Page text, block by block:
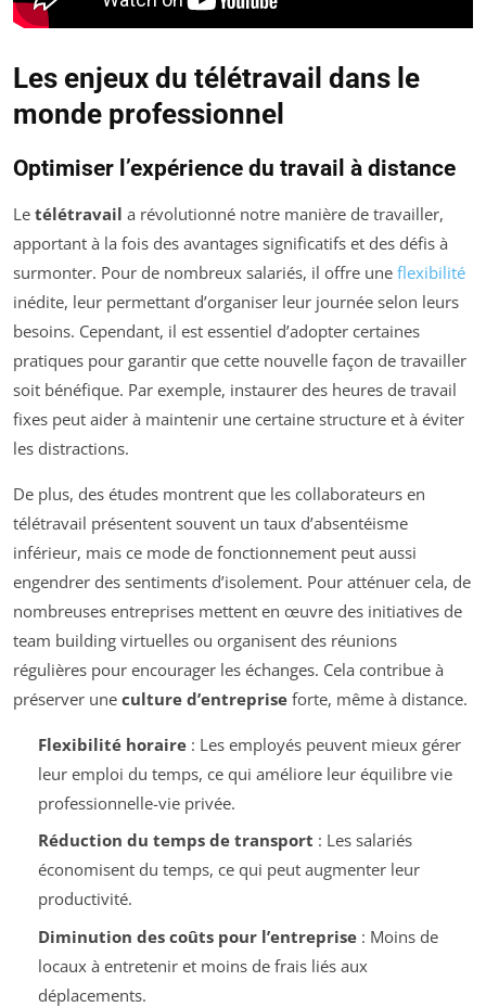
Les enjeux du télétravail dans le
monde professionnel
Optimiser l’expérience du travail à distance
Le télétravail a révolutionné notre manière de travailler,
apportant à la fois des avantages significatifs et des défis à
surmonter. Pour de nombreux salariés, il offre une flexibilité
inédite, leur permettant d’organiser leur journée selon leurs
besoins. Cependant, il est essentiel d’adopter certaines
pratiques pour garantir que cette nouvelle façon de travailler
soit bénéfique. Par exemple, instaurer des heures de travail
fixes peut aider à maintenir une certaine structure et à éviter
les distractions.
De plus, des études montrent que les collaborateurs en
télétravail présentent souvent un taux d’absentéisme
inférieur, mais ce mode de fonctionnement peut aussi
engendrer des sentiments d’isolement. Pour atténuer cela, de
nombreuses entreprises mettent en œuvre des initiatives de
team building virtuelles ou organisent des réunions
régulières pour encourager les échanges. Cela contribue à
préserver une culture d’entreprise forte, même à distance.
Flexibilité horaire: Les employés peuvent mieux gérer
leur emploi du temps, ce qui améliore leur équilibre vie
professionnelle-vie privée.
Réduction du temps de transport : Les salariés
économisent du temps, ce qui peut augmenter leur
productivité.
Diminution des coûts pour l’entreprise: Moins de
locaux à entretenir et moins de frais liés aux
déplacements.